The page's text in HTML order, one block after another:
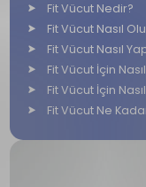
Fit Vücut Nedir?
Fit Vücut Nasıl
Fit Vücut Nasıl
Fit Vücut İçin
Fit Vücut İçin
Fit Vücut Ne